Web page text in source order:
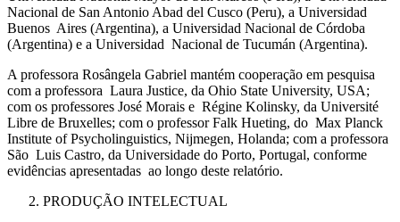
Nacional de San Antonio Abad del Cusco (Peru), a Universidad
Buenos Aires (Argentina), a Universidad Nacional de Córdoba
(Argentina) e a Universidad Nacional de Tucumán (Argentina).
A professora Rosângela Gabriel mantém cooperação em pesquisa
com a professora Laura Justice, da Ohio State University, USA;
com os professores José Morais e Régine Kolinsky, da Université
Libre de Bruxelles; com o professor Falk Hueting, do Max Planck
Institute of Psycholinguistics, Nijmegen, Holanda; com a professora
São Luis Castro, da Universidade do Porto, Portugal, conforme
evidências apresentadas ao longo deste relatório.
PRODUÇÃO INTELECTUAL